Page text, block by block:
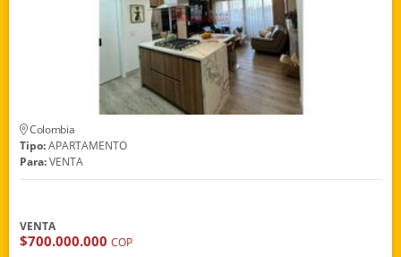
Colombia
Tipo:APARTAMENTO
Para:VENTA
VENTA
$700.000.000 COP